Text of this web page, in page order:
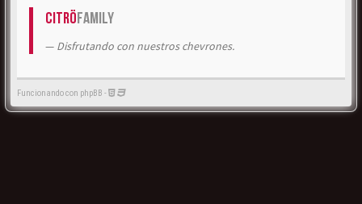
CitröFamily
Disfrutando con nuestros chevrones.
Funcionando con phpBB -